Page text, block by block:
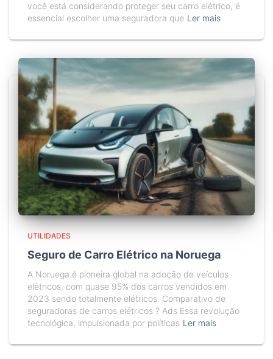
você está considerando proteger seu carro elétrico, é
essencial escolher uma seguradora que Ler mais
UTILIDADES
Seguro de Carro Elétrico na Noruega
A Noruega é pioneira global na adoção de veículos
elétricos, com quase 95% dos carros vendidos em
2023 sendo totalmente elétricos. Comparativo de
seguradoras de carros elétricos ? Ads Essa revolução
tecnológica, impulsionada por políticas Ler mais